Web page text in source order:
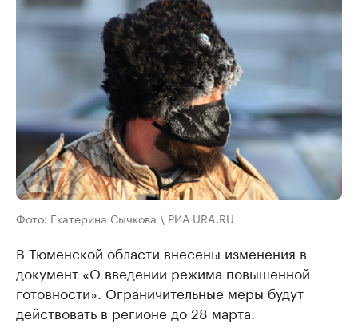
Фото: Екатерина Сычкова \ РИА URA.RU
В Тюменской области внесены изменения в
документ «О введении режима повышенной
готовности». Ограничительные меры будут
действовать в регионе до 28 марта.